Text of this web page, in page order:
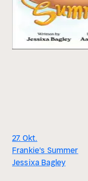
27. Okt.
Frankie's Summer
Jessixa Bagley